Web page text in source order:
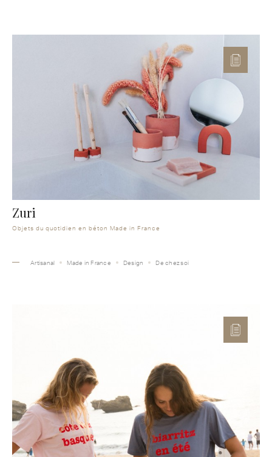
Zuri
Objets du quotidien en béton Made in France
Artisanal Made in France Design De chez soi